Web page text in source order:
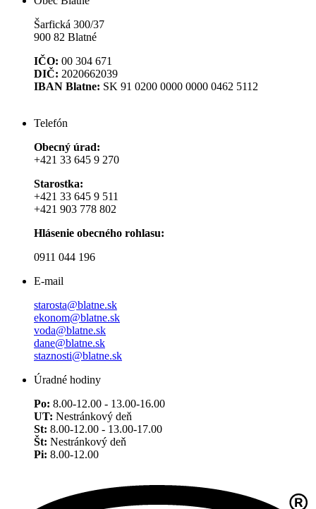
Šarfická 300/37
900 82 Blatné
IČO: 00 304 671
DIČ: 2020662039
IBAN Blatne: SK 91 0200 0000 0000 0462 5112
Telefón
Obecný úrad:
+421 33 645 9 270
Starostka:
+421 33 645 9 511
+421 903 778 802
Hlásenie obecného rohlasu:
0911 044 196
E-mail
starosta@blatne.sk
ekonom@blatne.sk
voda@blatne.sk
dane@blatne.sk
staznosti@blatne.sk
Úradné hodiny
Po: 8.00-12.00 - 13.00-16.00
UT: Nestránkový deň
St: 8.00-12.00 - 13.00-17.00
Št: Nestránkový deň
Pi: 8.00-12.00